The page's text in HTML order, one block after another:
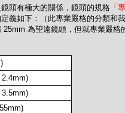
頭有極大的關係，鏡頭的規格 「專
義如下：（此專業嚴格的分類和我
為望遠鏡頭，但就專業嚴格